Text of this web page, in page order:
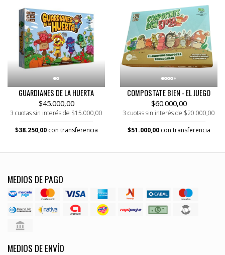
GUARDIANES DE LA HUERTA
$45.000,00
3 cuotas sin interés de $15.000,00
$38.250,00con transferencia
COMPOSTATE BIEN - EL JUEGO
$60.000,00
3 cuotas sin interés de $20.000,00
$51.000,00con transferencia
MEDIOS DE PAGO
MEDIOS DE ENVÍO